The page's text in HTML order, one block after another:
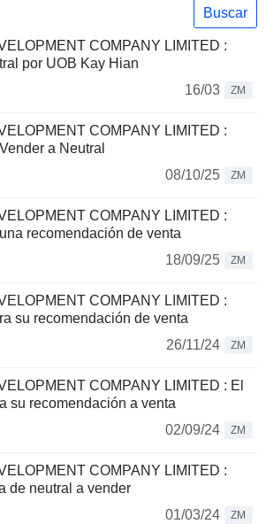
Buscar
COMPANY LIMITED :
por UOB Kay Hian
16/03
ZM
COMPANY LIMITED :
a Neutral
08/10/25
ZM
COMPANY LIMITED :
recomendación de venta
18/09/25
ZM
COMPANY LIMITED :
su recomendación de venta
26/11/24
ZM
COMPANY LIMITED : El
su recomendación a venta
02/09/24
ZM
COMPANY LIMITED :
de neutral a vender
01/03/24
ZM